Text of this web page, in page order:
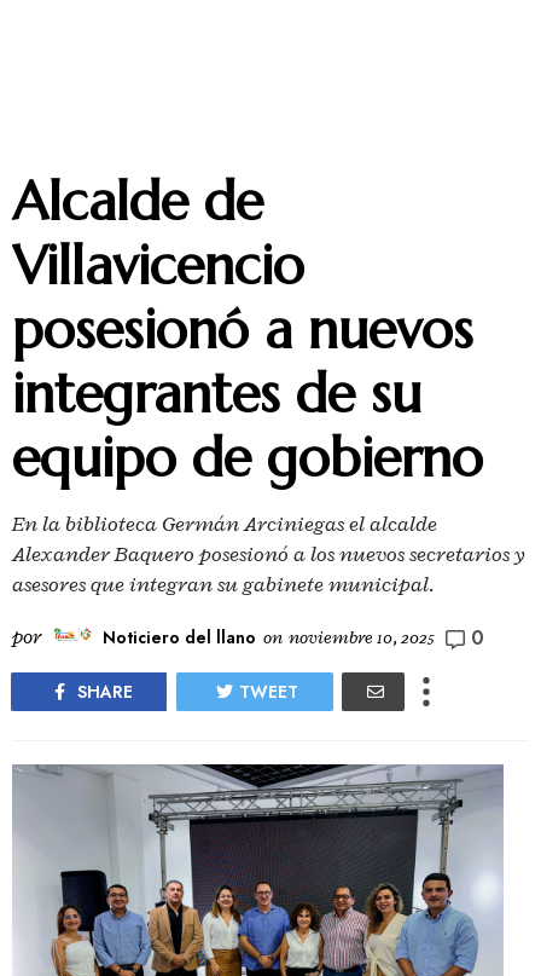
Alcalde de
Villavicencio
posesionó a nuevos
integrantes de su
equipo de gobierno
En la biblioteca Germán Arciniegas el alcalde
Alexander Baquero posesionó a los nuevos secretarios y
asesores que integran su gabinete municipal.
por Noticiero del llano on noviembre 10, 2025 0
SHARE TWEET